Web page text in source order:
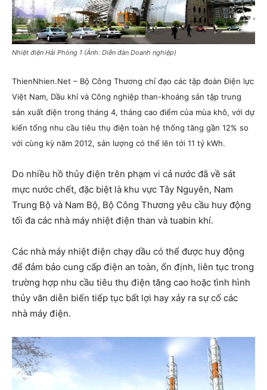
Nhiệt điện Hải Phòng 1 (Ảnh: Diễn đàn Doanh nghiệp)
ThienNhien.Net – Bộ Công Thương chỉ đạo các tập đoàn Điện lực
Việt Nam, Dầu khí và Công nghiệp than-khoáng sản tập trung
sản xuất điện trong tháng 4, tháng cao điểm của mùa khô, với dự
kiến tổng nhu cầu tiêu thụ điện toàn hệ thống tăng gần 12% so
với cùng kỳ năm 2012, sản lượng có thể lên tới 11 tỷ kWh.
Do nhiều hồ thủy điện trên phạm vi cả nước đã về sát
mực nước chết, đặc biệt là khu vực Tây Nguyên, Nam
Trung Bộ và Nam Bộ, Bộ Công Thương yêu cầu huy động
tối đa các nhà máy nhiệt điện than và tuabin khí.
Các nhà máy nhiệt điện chạy dầu có thể được huy động
để đảm bảo cung cấp điện an toàn, ổn định, liên tục trong
trường hợp nhu cầu tiêu thụ điện tăng cao hoặc tình hình
thủy văn diễn biến tiếp tục bất lợi hay xảy ra sự cố các
nhà máy điện.